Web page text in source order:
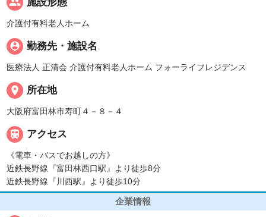
介護付有料老人ホーム
person_pin 勤務先・施設名
医療法人 正清会 介護付有料老人ホーム フォーライフレジデンス
place 所在地
大阪府富田林市寿町４－８－４
 アクセス
《電車・バスでお越しの方》
近鉄長野線『富田林西口駅』より徒歩8分
近鉄長野線『川西駅』より徒歩10分
企業情報